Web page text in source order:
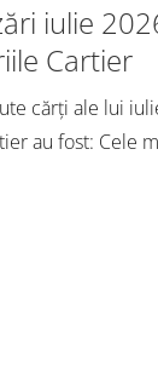
iulie
Cartier
cărți ale lui
au fost: Cele